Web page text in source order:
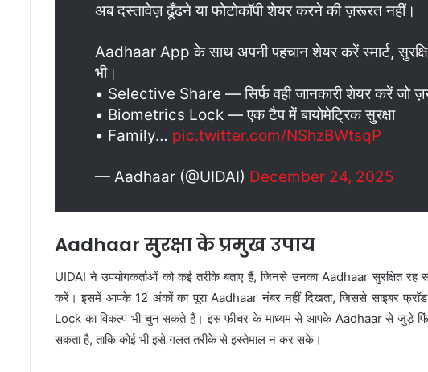
अब दस्तावेज़ ढूँढने या फोटोकॉपी शेयर करने की ज़रूरत नहीं।
Aadhaar App के साथ अपनी पहचान शेयर करें स्मार्ट,
भी।
• Selective Share — सिर्फ वही जानकारी शेयर करें जो
• Biometrics Lock — एक टैप में बायोमेट्रिक सुरक्षा
• Family… pic.twitter.com/NShzBWtsqP
— Aadhaar (@UIDAI) December 24, 2025
Aadhaar सुरक्षा के प्रमुख उपाय
UIDAI ने उपयोगकर्ताओं को कई तरीके बताए हैं, जिनसे उनका Aadhaar सुरक्षित
करें। इसमें आपके 12 अंकों का पूरा Aadhaar नंबर नहीं दिखता, जिससे साइबर
Lock का विकल्प भी चुन सकते हैं। इस फीचर के माध्यम से आपके Aadhaar से जुड़े
सकता है, ताकि कोई भी इसे गलत तरीके से इस्तेमाल न कर सके।